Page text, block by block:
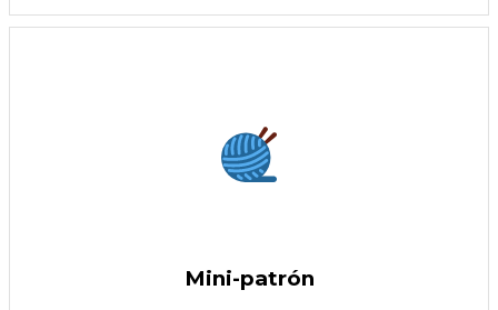
Mini-patrón